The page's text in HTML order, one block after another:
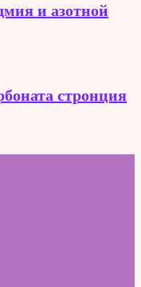
и азотной
стронция